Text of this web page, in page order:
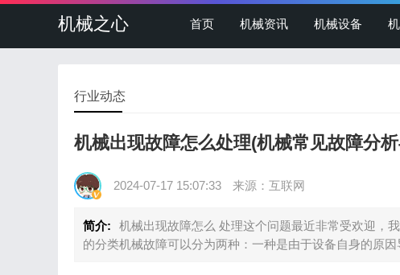
机械之心 首页 机械资讯 机械设备
行业动态
机械出现故障怎么处理(机械常见故障分
2024-07-17 15:07:33 来源：互联网
简介:
机械出现故障怎么 处理这个问题最近非常受欢迎，
的分类机械故障可以分为两种：一种是由于设备自身的原因